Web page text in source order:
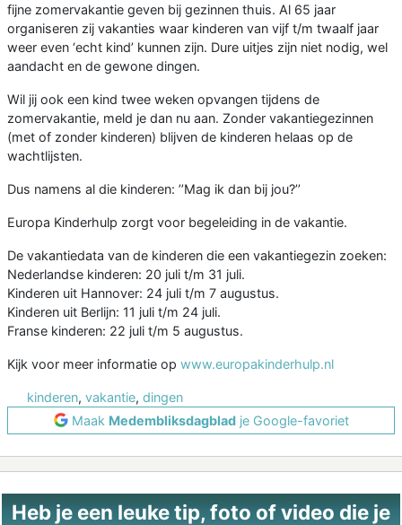
fijne zomervakantie geven bij gezinnen thuis. Al 65 jaar
organiseren zij vakanties waar kinderen van vijf t/m twaalf jaar
weer even ‘echt kind’ kunnen zijn. Dure uitjes zijn niet nodig, wel
aandacht en de gewone dingen.
Wil jij ook een kind twee weken opvangen tijdens de
zomervakantie, meld je dan nu aan. Zonder vakantiegezinnen
(met of zonder kinderen) blijven de kinderen helaas op de
wachtlijsten.
Dus namens al die kinderen: ’’Mag ik dan bij jou?’’
Europa Kinderhulp zorgt voor begeleiding in de vakantie.
De vakantiedata van de kinderen die een vakantiegezin zoeken:
Nederlandse kinderen: 20 juli t/m 31 juli.
Kinderen uit Hannover: 24 juli t/m 7 augustus.
Kinderen uit Berlijn: 11 juli t/m 24 juli.
Franse kinderen: 22 juli t/m 5 augustus.
Kijk voor meer informatie op www.europakinderhulp.nl
kinderen, vakantie, dingen
Maak Medembliksdagbladje Google-favoriet
Heb je een leuke tip, foto of video die je